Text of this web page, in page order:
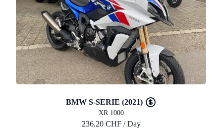
BMW S-SERIE (2021)
XR 1000
236.20 CHF / Day